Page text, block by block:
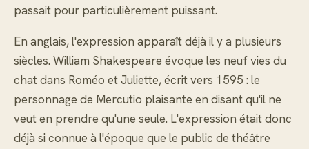
passait pour particulièrement puissant.
En anglais, l'expression apparaît déjà il y a plusieurs
siècles. William Shakespeare évoque les neuf vies du
chat dans Roméo et Juliette, écrit vers 1595 : le
personnage de Mercutio plaisante en disant qu'il ne
veut en prendre qu'une seule. L'expression était donc
déjà si connue à l'époque que le public de théâtre